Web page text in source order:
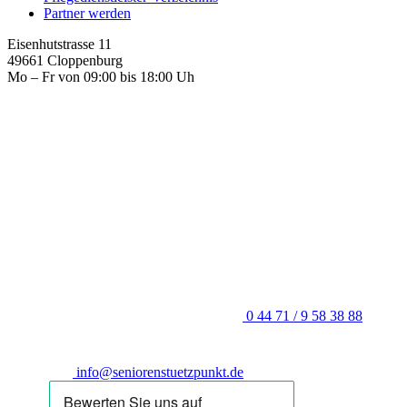
Partner werden
Eisenhutstrasse 11
49661 Cloppenburg
Mo – Fr von 09:00 bis 18:00 Uh
0 44 71 / 9 58 38 88
info@seniorenstuetzpunkt.de